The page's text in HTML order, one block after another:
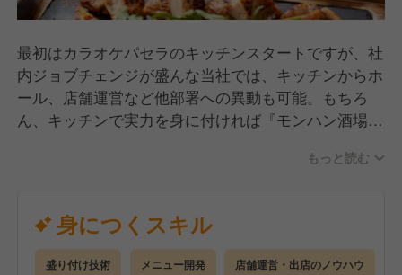
最初はカラオケパセラのキッチンスタートですが、社
内ジョブチェンジが盛んな当社では、キッチンからホ
ール、店舗運営など他部署への異動も可能。もちろ
ん、キッチンで実力を身に付ければ『モンハン酒場』
のキャリアを描けます！
もっと読む
身につくスキル
盛り付け技術 メニュー開発 店舗運営・出店のノウハウ